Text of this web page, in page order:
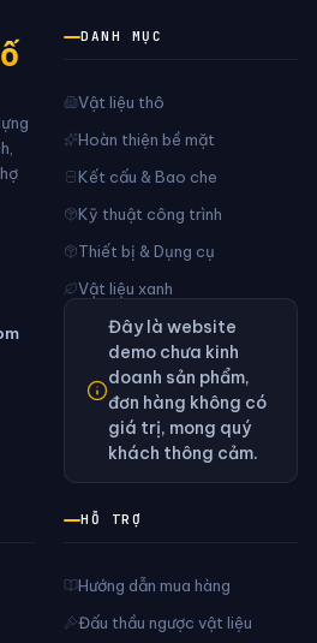
DANH MỤC
Vật liệu thô
Hoàn thiện bề mặt
Kết cấu & Bao che
Kỹ thuật công trình
Thiết bị & Dụng cụ
Vật liệu xanh
HỖ TRỢ
Hướng dẫn mua hàng
Đấu thầu ngược vật liệu
Đây là website
demo chưa kinh
doanh sản phẩm,
đơn hàng không có
giá trị, mong quý
khách thông cảm.